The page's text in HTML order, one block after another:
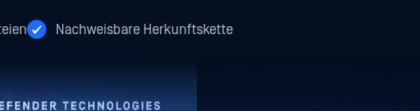
Nachweisbare Herkunftskette